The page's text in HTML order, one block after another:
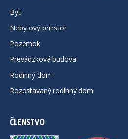
Byt
Nebytový priestor
Pozemok
Prevádzková budova
Rodinný dom
Rozostavaný rodinný dom
ČLENSTVO